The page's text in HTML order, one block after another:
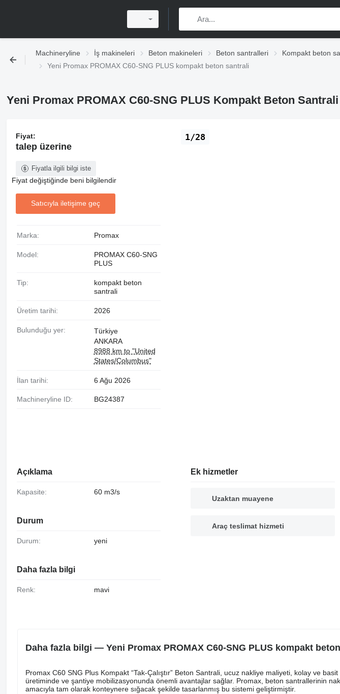
Machineryline İş makineleri Beton makineleri Beton santralleri Kompakt beton
Yeni Promax PROMAX C60-SNG PLUS kompakt beton santrali
Yeni Promax PROMAX C60-SNG PLUS Kompakt Beton Santrali
1/28
Fiyat:
talep üzerine
Fiyatla ilgili bilgi iste
Fiyat değiştiğinde beni bilgilendir
Satıcıyla iletişime geç
Marka: Promax
Model:
PROMAX C60-SNG
PLUS
Tip:
kompakt beton
santrali
Üretim tarihi: 2026
Bulunduğu yer:
Türkiye
ANKARA
8988 km to "United
States/Columbus"
İlan tarihi: 6 Ağu 2026
Machineryline ID: BG24387
Açıklama
Kapasite: 60 m3/s
Durum
Durum: yeni
Daha fazla bilgi
Renk: mavi
Ek hizmetler
Uzaktan muayene
Araç teslimat hizmeti
Daha fazla bilgi — Yeni Promax PROMAX C60-SNG PLUS kompakt
Promax C60 SNG Plus Kompakt “Tak-Çalıştır” Beton Santrali, ucuz nakliye maliyeti, kolay ve
üretiminde ve şantiye mobilizasyonunda önemli avantajlar sağlar. Promax, beton santrallerinin
amacıyla tam olarak konteynere sığacak şekilde tasarlanmış bu sistemi geliştirmiştir.